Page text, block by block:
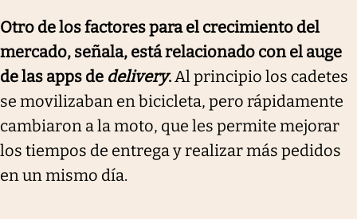
Otro de los factores para el crecimiento del
mercado, señala, está relacionado con el auge
de las apps de delivery. Al principio los cadetes
se movilizaban en bicicleta, pero rápidamente
cambiaron a la moto, que les permite mejorar
los tiempos de entrega y realizar más pedidos
en un mismo día.